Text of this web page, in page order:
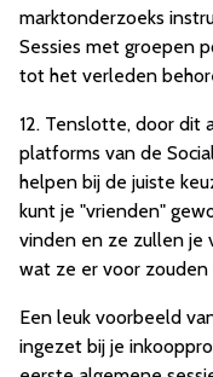
marktonderzoeks
Sessies met groepen
tot het verleden
12. Tenslotte, door dit
platforms van de
helpen bij de juiste
kunt je "vrienden"
vinden en ze zullen je
wat ze er voor
Een leuk voorbeeld
ingezet bij je